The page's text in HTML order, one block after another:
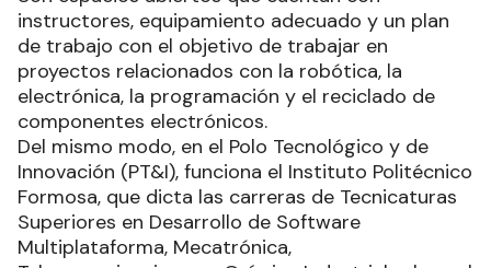
instructores, equipamiento adecuado y un plan
de trabajo con el objetivo de trabajar en
proyectos relacionados con la robótica, la
electrónica, la programación y el reciclado de
componentes electrónicos.
Del mismo modo, en el Polo Tecnológico y de
Innovación (PT&I), funciona el Instituto Politécnico
Formosa, que dicta las carreras de Tecnicaturas
Superiores en Desarrollo de Software
Multiplataforma, Mecatrónica,